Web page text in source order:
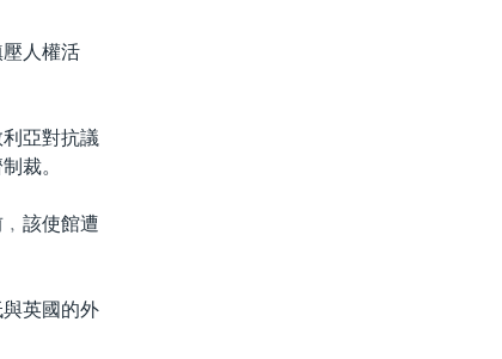
人權活
亞對抗議
裁。
該使館遭
英國的外